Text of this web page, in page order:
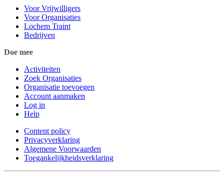
Voor Vrijwilligers
Voor Organisaties
Lochem Traint
Bedrijven
Doe mee
Activiteiten
Zoek Organisaties
Organisatie toevoegen
Account aanmaken
Log in
Help
Content policy
Privacyverklaring
Algemene Voorwaarden
Toegankelijkheidsverklaring